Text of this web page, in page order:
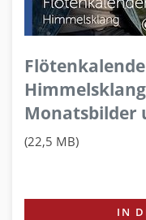
Himmelsklang
Monatsbilder
(22,5 MB)
IN